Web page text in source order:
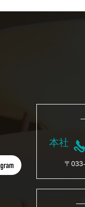
本社
〒